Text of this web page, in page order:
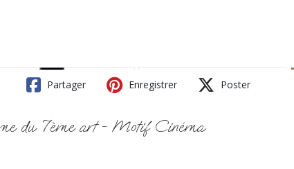
Partager Enregistrer Poster
du 7ème art - Motif Cinéma